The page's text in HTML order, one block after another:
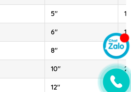
5″
6″
8″
10″
12″